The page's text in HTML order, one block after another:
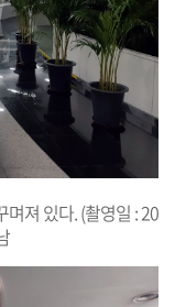
져 있다. (촬영일 : 20